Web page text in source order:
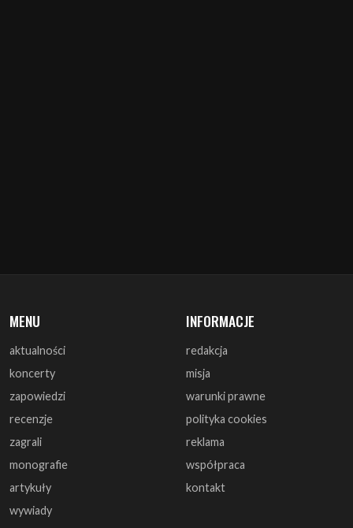
aktualności
zapowiedzi
recenzje
zagrali
monografie
artykuły
wywiady
redakcja
warunki prawne
polityka cookies
reklama
współpraca
kontakt
DOŁĄCZ DO NAS